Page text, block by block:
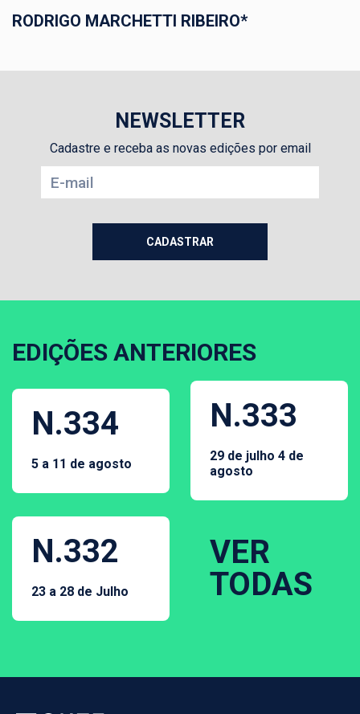
RODRIGO MARCHETTI RIBEIRO*
NEWSLETTER
Cadastre e receba as novas edições por email
EDIÇÕES ANTERIORES
N.334
5 a 11 de agosto
N.333
29 de julho 4 de
agosto
N.332
23 a 28 de Julho
VER
TODAS